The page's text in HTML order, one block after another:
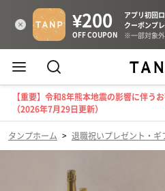
【重要】令和8年熊本地震の影響に伴う
（2026年7月29日更新）
タンプホーム > 退職祝いプレゼント・ギ